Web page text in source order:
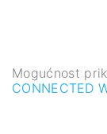
Mogućnost
CONNECTED